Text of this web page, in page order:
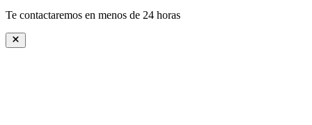
Te contactaremos en menos de 24 horas